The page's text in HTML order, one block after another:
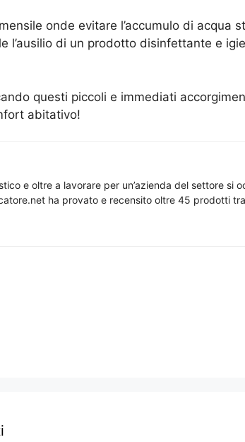
onde evitare l’accumulo di acqua
di un prodotto disinfettante e
questi piccoli e immediati
abitativo!
e oltre a lavorare per un’azienda del settore si
ha provato e recensito oltre 45 prodotti